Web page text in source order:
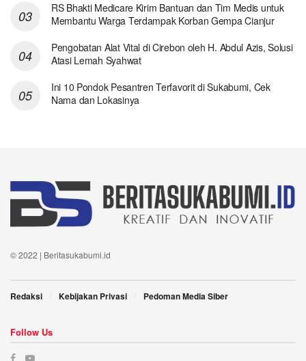
RS Bhakti Medicare Kirim Bantuan dan Tim Medis untuk
Membantu Warga Terdampak Korban Gempa Cianjur
Pengobatan Alat Vital di Cirebon oleh H. Abdul Azis, Solusi
Atasi Lemah Syahwat
Ini 10 Pondok Pesantren Terfavorit di Sukabumi, Cek
Nama dan Lokasinya
© 2022 | Beritasukabumi.id
Redaksi Kebijakan Privasi Pedoman Media Siber
Follow Us